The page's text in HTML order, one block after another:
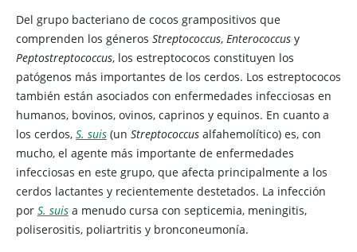
Del grupo bacteriano de cocos grampositivos que
comprenden los géneros Streptococcus, Enterococcus y
Peptostreptococcus, los estreptococos constituyen los
patógenos más importantes de los cerdos. Los estreptococos
también están asociados con enfermedades infecciosas en
humanos, bovinos, ovinos, caprinos y equinos. En cuanto a
los cerdos, S. suis (un Streptococcus alfahemolítico) es, con
mucho, el agente más importante de enfermedades
infecciosas en este grupo, que afecta principalmente a los
cerdos lactantes y recientemente destetados. La infección
por S. suis a menudo cursa con septicemia, meningitis,
poliserositis, poliartritis y bronconeumonía.